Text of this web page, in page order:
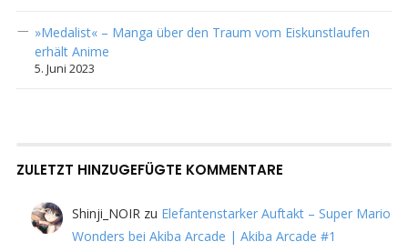
»Medalist« – Manga über den Traum vom Eiskunstlaufen
erhält Anime
5. Juni 2023
ZULETZT HINZUGEFÜGTE KOMMENTARE
Shinji_NOIR zu Elefantenstarker Auftakt – Super Mario
Wonders bei Akiba Arcade | Akiba Arcade #1